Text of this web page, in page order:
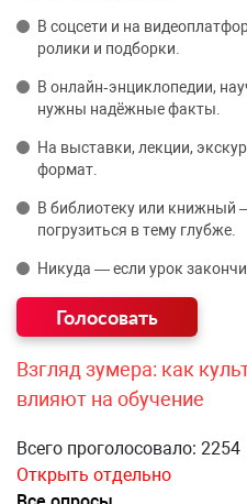
В соцсети и на
ролики и подборки.
В онлайн‑энциклопедии,
нужны надёжные факты.
На выставки, лекции,
формат.
В библиотеку или книжный
погрузиться в тему глубже.
Никуда — если урок
Взгляд зумера: как
влияют на обучение
Всего проголосовало: 2254
Открыть отдельно